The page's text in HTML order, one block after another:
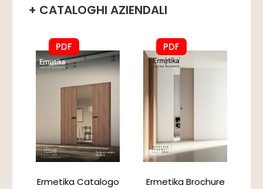
+ CATALOGHI AZIENDALI
PDF
Ermetika Catalogo
PDF
Ermetika Brochure